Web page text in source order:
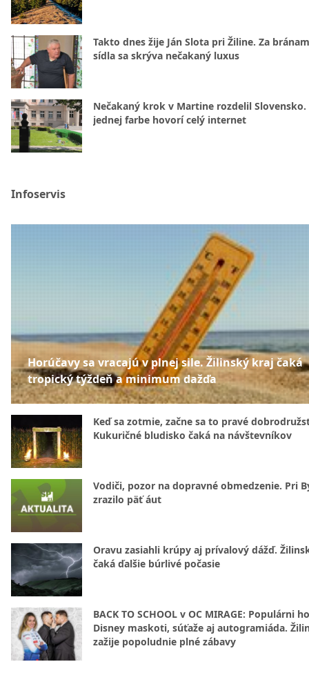
Takto dnes žije Ján Slota pri Žiline. Za
sídla sa skrýva nečakaný luxus
Nečakaný krok v Martine rozdelil Slovensko.
jednej farbe hovorí celý internet
Infoservis
Horúčavy sa vracajú v plnej sile. Žilinský kraj čaká
tropický týždeň a minimum dažďa
Keď sa zotmie, začne sa to pravé
Kukuričné bludisko čaká na návštevníkov
Vodiči, pozor na dopravné obmedzenie. Pri
zrazilo päť áut
Oravu zasiahli krúpy aj prívalový dážď.
čaká ďalšie búrlivé počasie
BACK TO SCHOOL v OC MIRAGE: Populárni
Disney maskoti, súťaže aj autogramiáda.
zažije popoludnie plné zábavy